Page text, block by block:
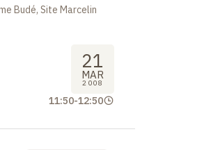
Budé, Site Marcelin
21
MAR
2008
11:50-12:50